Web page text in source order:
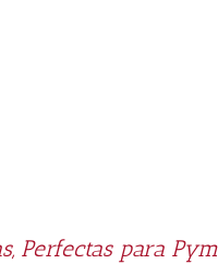
Perfectas para